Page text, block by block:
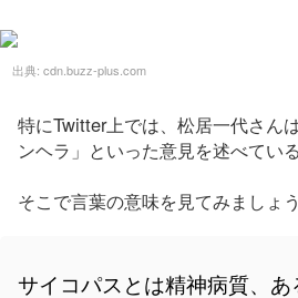
出典: cdn.buzz-plus.com
特にTwitter上では、松居一代さん
ンヘラ」といった意見を述べてい
そこで言葉の意味を見てみましょう
サイコパスとは精神病質、あ